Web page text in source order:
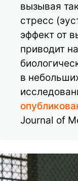
вызывая
стресс
эффект от
приводит
в
Journal of